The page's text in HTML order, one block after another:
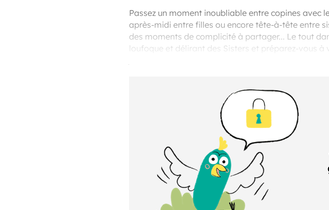
Passez un moment inoubliable entre copines avec
après-midi entre filles ou encore tête-à-tête entre
des moments de complicité à partager... Le tout
loufoque et délirant des Sisters et préparez-vous